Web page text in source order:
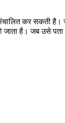
कर सकती
है। जब उसे